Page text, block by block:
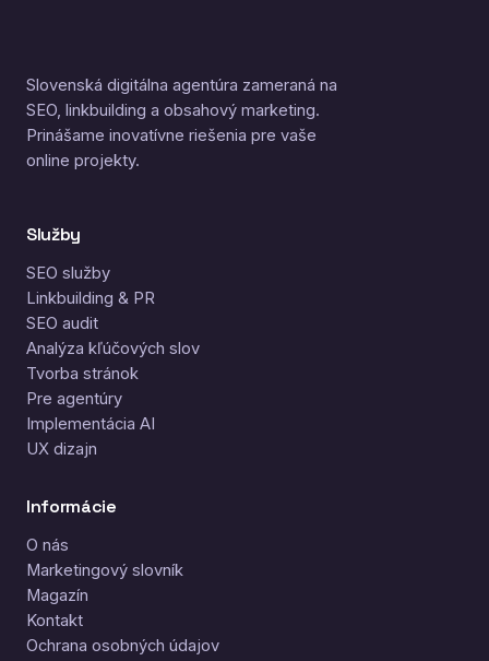
Slovenská digitálna agentúra zameraná na
SEO, linkbuilding a obsahový marketing.
Prinášame inovatívne riešenia pre vaše
online projekty.
Služby
SEO služby
Linkbuilding & PR
SEO audit
Analýza kľúčových slov
Tvorba stránok
Pre agentúry
Implementácia AI
UX dizajn
Informácie
O nás
Marketingový slovník
Magazín
Kontakt
Ochrana osobných údajov